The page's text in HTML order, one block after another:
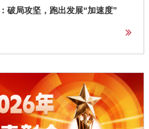
破局攻坚，跑出发展“加速度”